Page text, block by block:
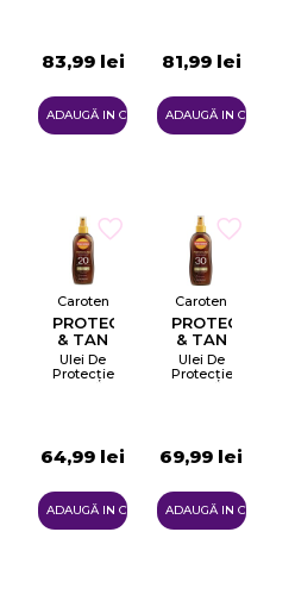
83,99 lei
ADAUGĂ IN COŞ
81,99 lei
ADAUGĂ IN COŞ
Caroten
PROTECT
& TAN
Ulei De
Protecție
64,99 lei
ADAUGĂ IN COŞ
Caroten
PROTECT
& TAN
Ulei De
Protecție
69,99 lei
ADAUGĂ IN COŞ